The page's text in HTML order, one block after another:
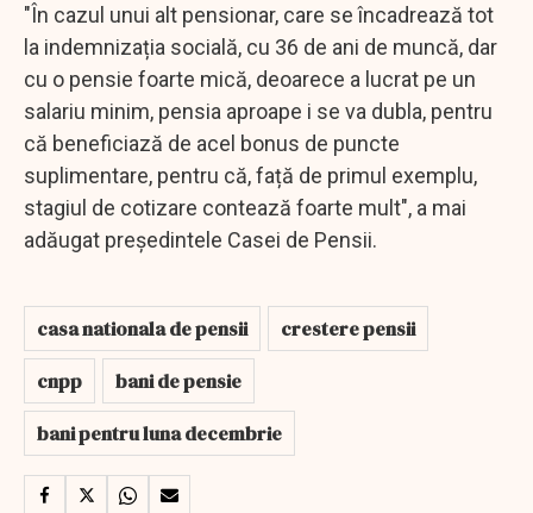
"În cazul unui alt pensionar, care se încadrează tot
la indemnizația socială, cu 36 de ani de muncă, dar
cu o pensie foarte mică, deoarece a lucrat pe un
salariu minim, pensia aproape i se va dubla, pentru
că beneficiază de acel bonus de puncte
suplimentare, pentru că, față de primul exemplu,
stagiul de cotizare contează foarte mult", a mai
adăugat președintele Casei de Pensii.
casa nationala de pensii
crestere pensii
cnpp
bani de pensie
bani pentru luna decembrie